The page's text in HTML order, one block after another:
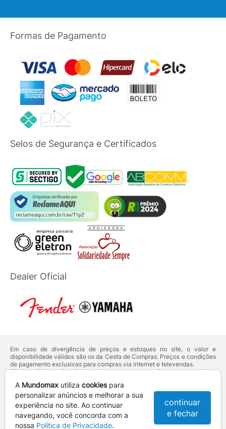
Formas de Pagamento
Selos de Segurança e Certificados
Dealer Oficial
Em caso de divergência de preços e estoques no site, o valor e
disponibilidade válidos são os da Cesta de Compras. Preços e condições
de pagamento exclusivas para compras via internet e televendas.
Ofertas válidas até o término de nossos estoques. Para compras acima
deVenda Corporativa.
Os preços apresentados no site prevalecem sobre outros anunciados em
qualquer outro meio de comunicação ou sites de buscas. Código de
Defesa do Consumidor:Lei nº 8.078.
Vendas sujeitas à confirmação de dados e análises de crédito e risco.
A Mundomax utiliza cookiespara
personalizar anúncios e melhorar a sua
experiência no site. Ao continuar
navegando, você concorda com a
nossa Política de Privacidade.
continuar
e fechar